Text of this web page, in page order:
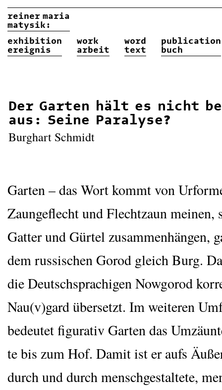
Der Garten hält es nicht
aus: Seine Paralyse?
Burg­hart Schmidt
Gar­ten – das Wort kommt von
Zaun­ge­flecht und Flecht­zaun mei­nen,
Gat­ter und Gür­tel zusam­men­hän­gen,
dem rus­si­schen Gorod gleich Burg.
die Deutsch­spra­chi­gen Now­go­rod
Nau(v)gard über­setzt. Im wei­te­ren
bedeu­tet figu­ra­tiv Gar­ten das
te bis zum Hof. Damit ist er aufs
durch und durch mensch­ge­stal­te­te,
reinermaria
matysik:
exhibition
ereignis
work
arbeit
word
text
publication
buch